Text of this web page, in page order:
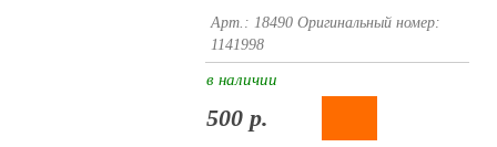
Арт.: 18490 Оригинальный номер:
1141998
в наличии
500 р.